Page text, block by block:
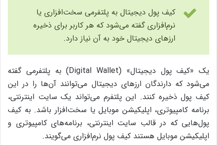
کیف پول‌ دیجیتال به پلتفرمی سخت‌افزاری یا
نرم‌افزاری گفته می‌شود که هر کاربر برای ذخیره‌
ارزهای دیجیتال خود به آن نیاز دارد.
یک «کیف پول دیجیتال» (Digital Wallet) به پلتفرمی گفته
می‌شود که دارندگان ارزهای دیجیتال می‌توانند آن‌ها را در این
کیف پول ذخیره کنند. این پلتفرم می‌تواند یک سایت اینترنتی،
برنامه‌ کامپیوتری، اپلیکیشن موبایل یا سخت‌افزار باشد. به کیف
پول‌هایی که در قالب سایت اینترنتی، برنامه‌های کامپیوتری و
اپلیکیشن موبایل هستند کیف پول نرم‌افزاری می‌گویند.